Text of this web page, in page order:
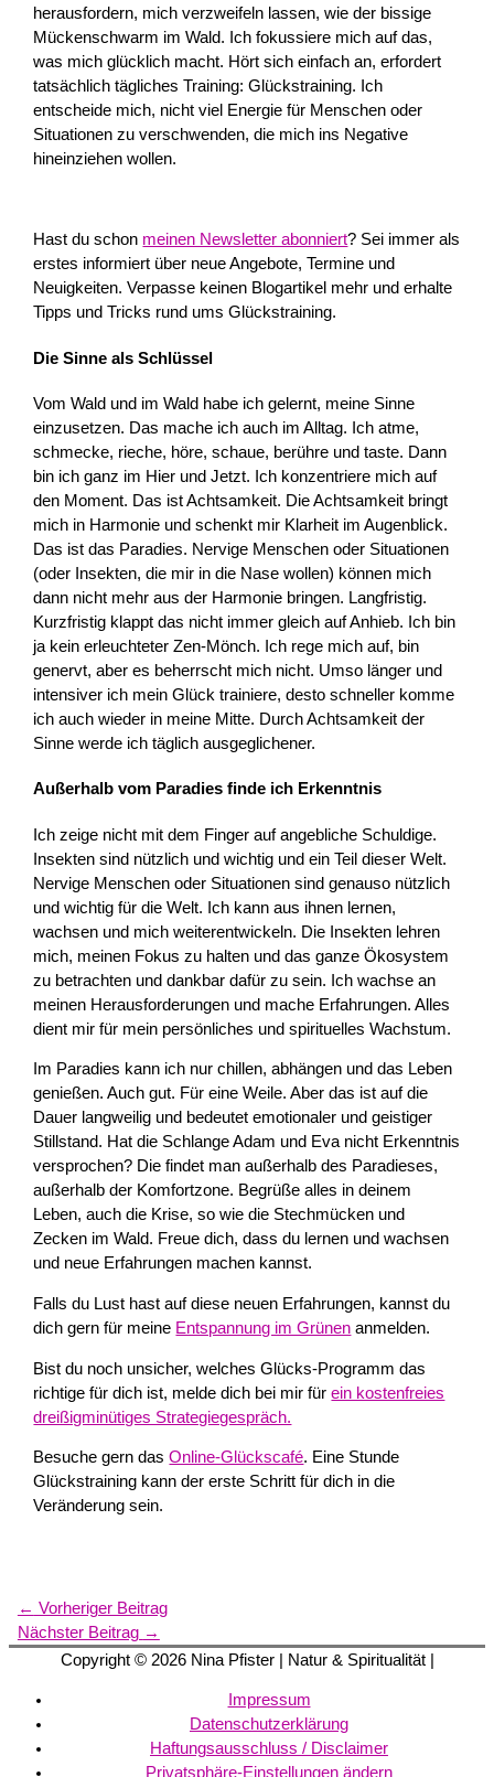
herausfordern, mich verzweifeln lassen, wie der bissige
Mückenschwarm im Wald. Ich fokussiere mich auf das,
was mich glücklich macht. Hört sich einfach an, erfordert
tatsächlich tägliches Training: Glückstraining. Ich
entscheide mich, nicht viel Energie für Menschen oder
Situationen zu verschwenden, die mich ins Negative
hineinziehen wollen.
Hast du schon meinen Newsletter abonniert? Sei immer als
erstes informiert über neue Angebote, Termine und
Neuigkeiten. Verpasse keinen Blogartikel mehr und erhalte
Tipps und Tricks rund ums Glückstraining.
Die Sinne als Schlüssel
Vom Wald und im Wald habe ich gelernt, meine Sinne
einzusetzen. Das mache ich auch im Alltag. Ich atme,
schmecke, rieche, höre, schaue, berühre und taste. Dann
bin ich ganz im Hier und Jetzt. Ich konzentriere mich auf
den Moment. Das ist Achtsamkeit. Die Achtsamkeit bringt
mich in Harmonie und schenkt mir Klarheit im Augenblick.
Das ist das Paradies. Nervige Menschen oder Situationen
(oder Insekten, die mir in die Nase wollen) können mich
dann nicht mehr aus der Harmonie bringen. Langfristig.
Kurzfristig klappt das nicht immer gleich auf Anhieb. Ich bin
ja kein erleuchteter Zen-Mönch. Ich rege mich auf, bin
genervt, aber es beherrscht mich nicht. Umso länger und
intensiver ich mein Glück trainiere, desto schneller komme
ich auch wieder in meine Mitte. Durch Achtsamkeit der
Sinne werde ich täglich ausgeglichener.
Außerhalb vom Paradies finde ich Erkenntnis
Ich zeige nicht mit dem Finger auf angebliche Schuldige.
Insekten sind nützlich und wichtig und ein Teil dieser Welt.
Nervige Menschen oder Situationen sind genauso nützlich
und wichtig für die Welt. Ich kann aus ihnen lernen,
wachsen und mich weiterentwickeln. Die Insekten lehren
mich, meinen Fokus zu halten und das ganze Ökosystem
zu betrachten und dankbar dafür zu sein. Ich wachse an
meinen Herausforderungen und mache Erfahrungen. Alles
dient mir für mein persönliches und spirituelles Wachstum.
Im Paradies kann ich nur chillen, abhängen und das Leben
genießen. Auch gut. Für eine Weile. Aber das ist auf die
Dauer langweilig und bedeutet emotionaler und geistiger
Stillstand. Hat die Schlange Adam und Eva nicht Erkenntnis
versprochen? Die findet man außerhalb des Paradieses,
außerhalb der Komfortzone. Begrüße alles in deinem
Leben, auch die Krise, so wie die Stechmücken und
Zecken im Wald. Freue dich, dass du lernen und wachsen
und neue Erfahrungen machen kannst.
Falls du Lust hast auf diese neuen Erfahrungen, kannst du
dich gern für meine Entspannung im Grünen anmelden.
Bist du noch unsicher, welches Glücks-Programm das
richtige für dich ist, melde dich bei mir fürein kostenfreies
dreißigminütiges Strategiegespräch.
Besuche gern dasOnline-Glückscafé. Eine Stunde
Glückstraining kann der erste Schritt für dich in die
Veränderung sein.
← Vorheriger Beitrag
Nächster Beitrag →
Copyright © 2026 Nina Pfister| Natur & Spiritualität |
Impressum
Datenschutzerklärung
Haftungsausschluss / Disclaimer
Privatsphäre-Einstellungen ändern